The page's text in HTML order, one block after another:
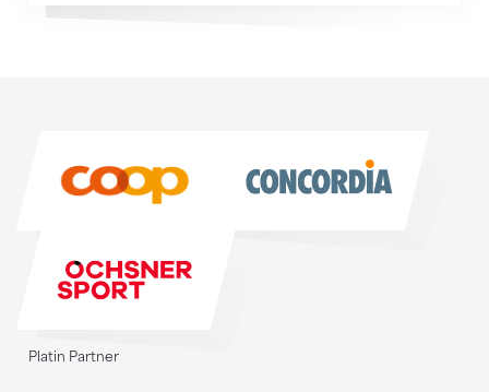
Platin Partner